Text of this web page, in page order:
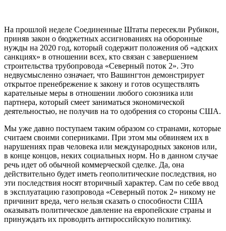
На прошлой неделе Соединенные Штаты пересекли Рубикон,
приняв закон о бюджетных ассигнованиях на оборонные
нужды на 2020 год, который содержит положения об «адских
санкциях» в отношении всех, кто связан с завершением
строительства трубопровода «Северный поток 2». Это
недвусмысленно означает, что Вашингтон демонстрирует
открытое пренебрежение к закону и готов осуществлять
карательные меры в отношении любого союзника или
партнера, который смеет заниматься экономической
деятельностью, не получив на то одобрения со стороны США.
Мы уже давно поступаем таким образом со странами, которые
считаем своими соперниками. При этом мы обвиняем их в
нарушениях прав человека или международных законов или,
в конце концов, неких социальных норм. Но в данном случае
речь идет об обычной коммерческой сделке. Да, она
действительно будет иметь геополитические последствия, но
эти последствия носят вторичный характер. Сам по себе ввод
в эксплуатацию газопровода «Северный поток 2» никому не
причинит вреда, чего нельзя сказать о способности США
оказывать политическое давление на европейские страны и
принуждать их проводить антироссийскую политику.